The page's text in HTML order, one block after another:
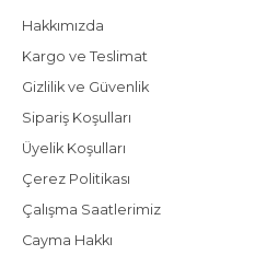
Hakkımızda
Kargo ve Teslimat
Gizlilik ve Güvenlik
Sipariş Koşulları
Üyelik Koşulları
Çerez Politikası
Çalışma Saatlerimiz
Cayma Hakkı